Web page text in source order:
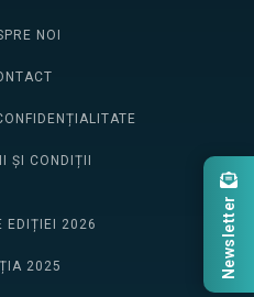
NOI
ȘI CONDIȚII
EDIȚIEI 2026
2025 Newsletter